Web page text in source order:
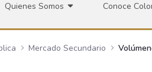
Quienes Somos Conoce
Mercado Secundario